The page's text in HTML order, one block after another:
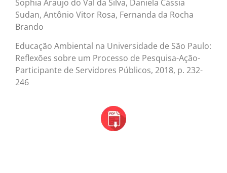
Sophia Araujo do Val da Silva, Daniela Cássia
Sudan, Antônio Vitor Rosa, Fernanda da Rocha
Brando
Educação Ambiental na Universidade de São Paulo:
Reflexões sobre um Processo de Pesquisa-Ação-
Participante de Servidores Públicos, 2018, p. 232-
246